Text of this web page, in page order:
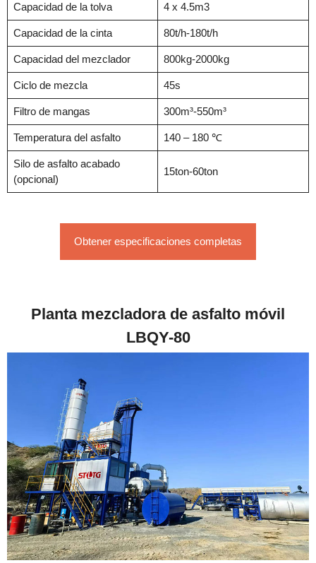
Capacidad de la tolva 4 x 4.5m3
Capacidad de la cinta 80t/h-180t/h
Capacidad del mezclador 800kg-2000kg
Ciclo de mezcla 45s
Filtro de mangas 300m³-550m³
Temperatura del asfalto 140 – 180 ℃
Silo de asfalto acabado
(opcional)
15ton-60ton
Obtener especificaciones completas
Planta mezcladora de asfalto móvil
LBQY-80